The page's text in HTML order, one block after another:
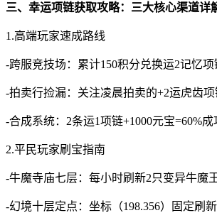
三、幸运项链获取攻略：三大核心渠道详
1.高端玩家速成路线
-跨服竞技场：累计150积分兑换运2记忆项
-拍卖行捡漏：关注凌晨拍卖的+2运虎齿项
-合成系统：2条运1项链+1000元宝=60%
2.平民玩家刷宝指南
-牛魔寺庙七层：每小时刷新2只变异牛魔
-幻境十层定点：坐标（198.356）固定刷